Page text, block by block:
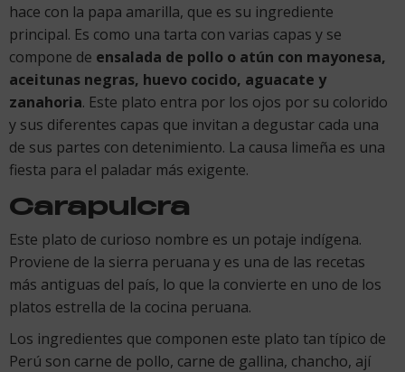
hace con la papa amarilla, que es su ingrediente
principal. Es como una tarta con varias capas y se
compone de ensalada de pollo o atún con mayonesa,
aceitunas negras, huevo cocido, aguacate y
zanahoria. Este plato entra por los ojos por su colorido
y sus diferentes capas que invitan a degustar cada una
de sus partes con detenimiento. La causa limeña es una
fiesta para el paladar más exigente.
Carapulcra
Este plato de curioso nombre es un potaje indígena.
Proviene de la sierra peruana y es una de las recetas
más antiguas del país, lo que la convierte en uno de los
platos estrella de la cocina peruana.
Los ingredientes que componen este plato tan típico de
Perú son carne de pollo, carne de gallina, chancho, ají